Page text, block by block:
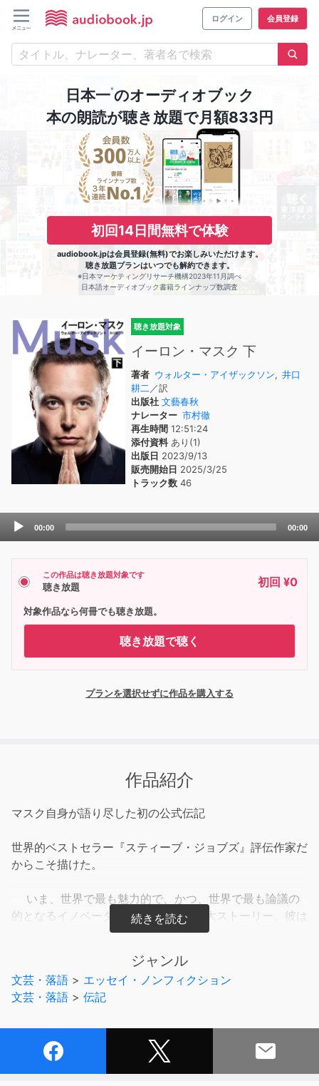
ログイン 会員登録
日本一※のオーディオブック
本の朗読が聴き放題で月額833円
初回14日間無料で体験
audiobook.jpは会員登録(無料)でお楽しみいただけます。
聴き放題プランはいつでも解約できます。
※日本マーケティングリサーチ機構2023年11月調べ
日本語オーディオブック書籍ラインナップ数調査
聴き放題対象
イーロン・マスク 下
著者 ウォルター・アイザックソン, 井口
耕二 ／訳
出版社 文藝春秋
ナレーター 市村徹
再生時間 12:51:24
添付資料あり(1)
出版日 2023/9/13
販売開始日 2025/3/25
トラック数 46
Audio
00:00 00:00
この作品は聴き放題対象です
聴き放題 初回 ¥0
対象作品なら何冊でも聴き放題。
聴き放題で聴く
プランを選択せずに作品を購入する
作品紹介
マスク自身が語り尽した初の公式伝記
世界的ベストセラー『スティーブ・ジョブズ』評伝作家だ
からこそ描けた。
いま、世界で最も魅力的で、かつ、世界で最も論議の
的となるイノベーターの赤裸々な等身大ストーリー。彼は
ルールにとらわれないビジョナリーで、電気自動車、民間
い先日ツイッターを買収したばかりだ。
イーロン・マスクは、南アフリカにいた子ども時代、
たこともある。このときは1週間も入院した。
ジャンル
文芸・落語 > エッセイ・ノンフィクション
文芸・落語 > 伝記